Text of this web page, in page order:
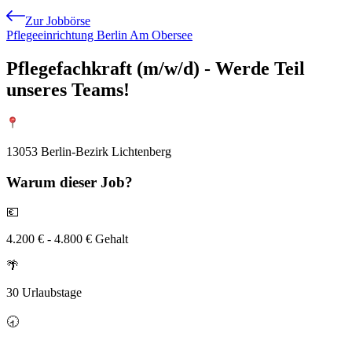
Zur Jobbörse
Pflegeeinrichtung Berlin Am Obersee
Pflegefachkraft (m/w/d) - Werde Teil
unseres Teams!
13053 Berlin-Bezirk Lichtenberg
Warum dieser Job?
💶
4.200 € - 4.800 € Gehalt
🌴
30 Urlaubstage
🕣